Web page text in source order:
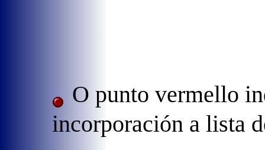
O punto vermello
incorporación a lista